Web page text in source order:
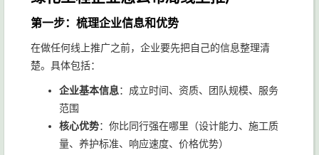
第一步：梳理企业信息和优势
在做任何线上推广之前，企业要先把自己的信息整理清
楚。具体包括：
企业基本信息：成立时间、资质、团队规模、服务
范围
核心优势：你比同行强在哪里（设计能力、施工质
量、养护标准、响应速度、价格优势）